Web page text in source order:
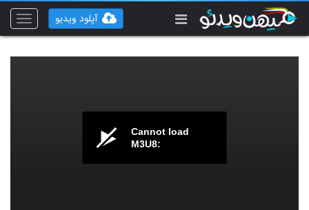
Toggle
آپلود ویدیو
Cannot load
M3U8: